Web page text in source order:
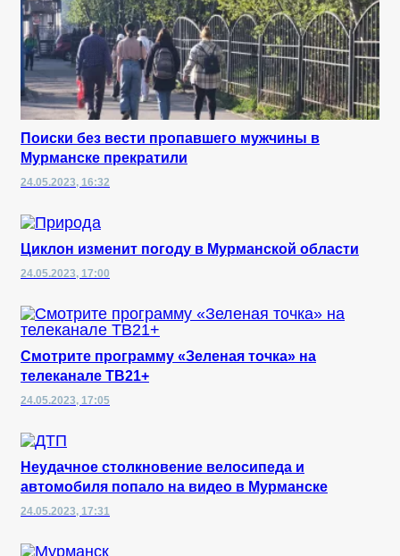
Поиски без вести пропавшего мужчины в
Мурманске прекратили
24.05.2023, 16:32
Циклон изменит погоду в Мурманской области
24.05.2023, 17:00
Смотрите программу «Зеленая точка» на
телеканале ТВ21+
24.05.2023, 17:05
Неудачное столкновение велосипеда и
автомобиля попало на видео в Мурманске
24.05.2023, 17:31